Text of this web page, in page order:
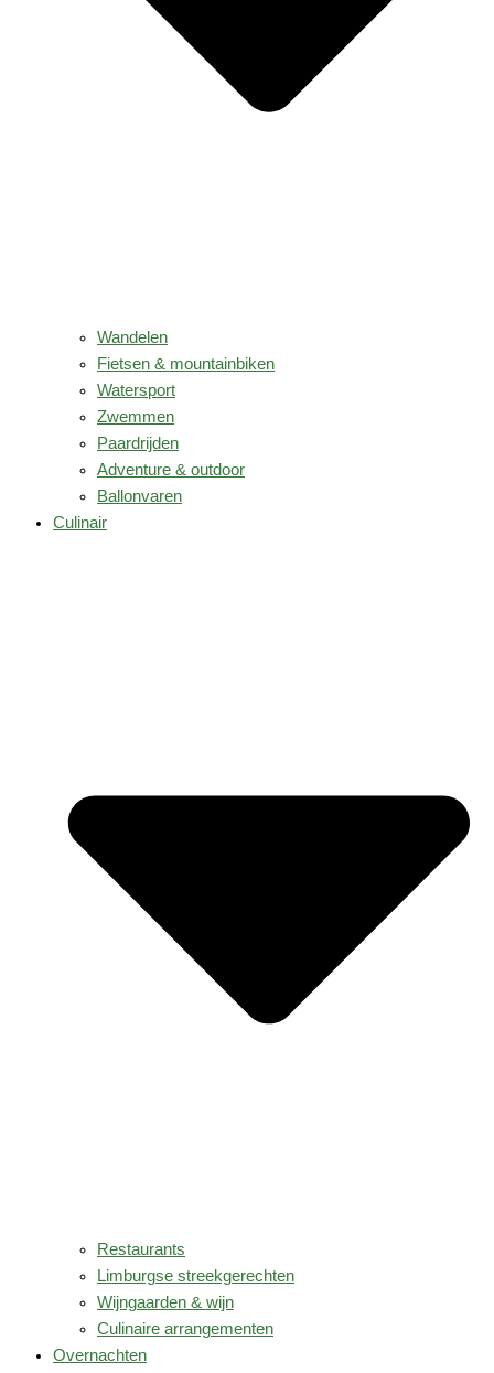
Wandelen
Fietsen & mountainbiken
Watersport
Zwemmen
Paardrijden
Adventure & outdoor
Ballonvaren
Culinair
Restaurants
Limburgse streekgerechten
Wijngaarden & wijn
Culinaire arrangementen
Overnachten